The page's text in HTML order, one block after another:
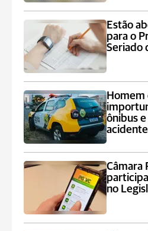
Estão
para o
Seriado
Homem
ônibus
Câmara
no